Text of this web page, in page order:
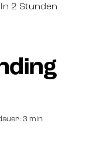
3 min
2 Stunden